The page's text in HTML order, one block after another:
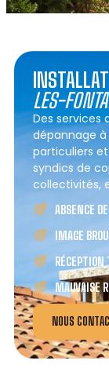
LES-
Des services
dépannage
particuliers
syndics de
collectivités,
ABSENCE
IMAGE
MAUVAISE
NOUS